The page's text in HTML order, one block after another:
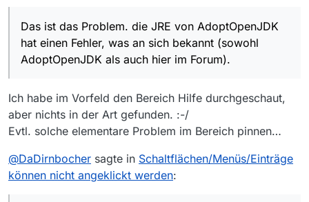
AdoptOpenJDK als auch hier im Forum).
Nimm statt JRE das JDK und es klappt.
P.S.: Bedienung per Tastatur geht schon, nur
MAus nicht, und es fehlen einige Buttons.
Das ist das Problem. die JRE von AdoptOpenJDK
hat einen Fehler, was an sich bekannt (sowohl
AdoptOpenJDK als auch hier im Forum).
Ich habe im Vorfeld den Bereich Hilfe durchgeschaut,
aber nichts in der Art gefunden. :-/
Evtl. solche elementare Problem im Bereich pinnen…
@DaDirnbocher sagte in Schaltflächen/Menüs/Einträge
können nicht angeklickt werden: